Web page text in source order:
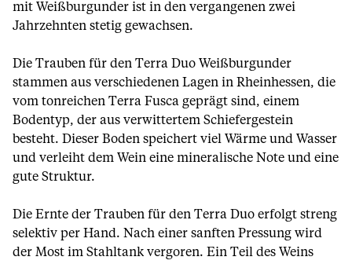
mit Weißburgunder ist in den vergangenen zwei
Jahrzehnten stetig gewachsen.
Die Trauben für den Terra Duo Weißburgunder
stammen aus verschiedenen Lagen in Rheinhessen, die
vom tonreichen Terra Fusca geprägt sind, einem
Bodentyp, der aus verwittertem Schiefergestein
besteht. Dieser Boden speichert viel Wärme und Wasser
und verleiht dem Wein eine mineralische Note und eine
gute Struktur.
Die Ernte der Trauben für den Terra Duo erfolgt streng
selektiv per Hand. Nach einer sanften Pressung wird
der Most im Stahltank vergoren. Ein Teil des Weins